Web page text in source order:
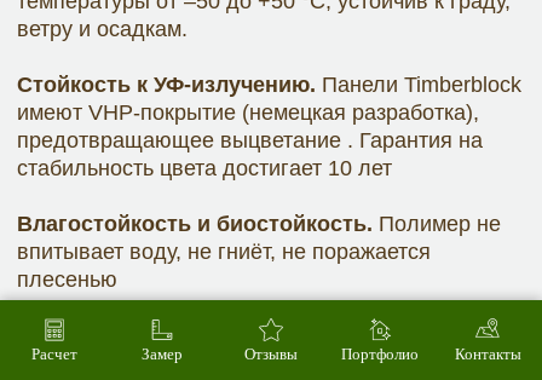
Расчет Замер Отзывы Портфолио Контакты